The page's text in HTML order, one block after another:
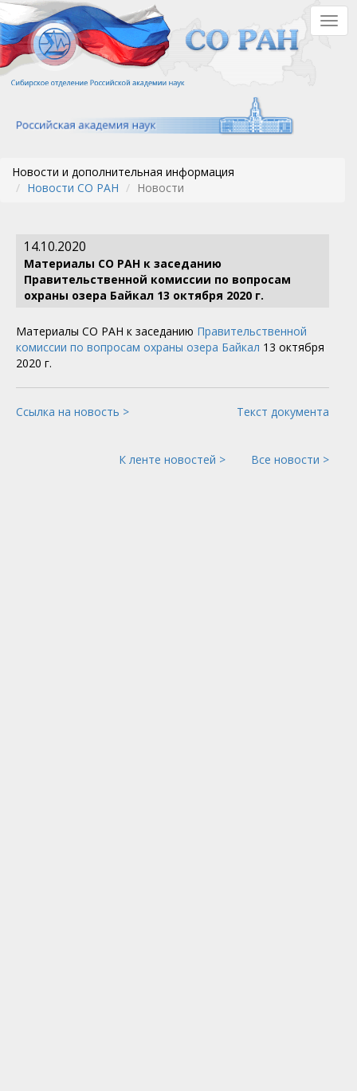
Перейти
к
основному
содержанию
Новости и дополнительная информация
Новости СО РАН
Новости
14.10.2020
Материалы СО РАН к заседанию
Правительственной комиссии по вопросам
охраны озера Байкал 13 октября 2020 г.
Материалы СО РАН к заседанию Правительственной
комиссии по вопросам охраны озера Байкал 13 октября
2020 г.
Ссылка на новость > Текст документа
К ленте новостей > Все новости >